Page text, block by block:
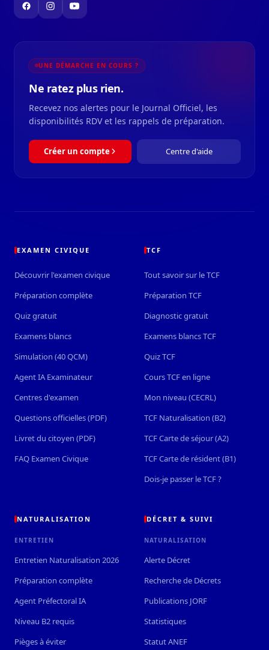
UNE DÉMARCHE EN COURS ?
Ne ratez plus rien.
Recevez nos alertes pour le Journal Officiel, les
disponibilités RDV et les rappels de préparation.
Créer un compte Centre d'aide
EXAMEN CIVIQUE
Découvrir l'examen civique
Préparation complète
Quiz gratuit
Examens blancs
Simulation (40 QCM)
Agent IA Examinateur
Centres d'examen
Questions officielles (PDF)
Livret du citoyen (PDF)
FAQ Examen Civique
TCF
Tout savoir sur le TCF
Préparation TCF
Diagnostic gratuit
Examens blancs TCF
Quiz TCF
Cours TCF en ligne
Mon niveau (CECRL)
TCF Naturalisation (B2)
TCF Carte de séjour (A2)
TCF Carte de résident (B1)
Dois-je passer le TCF ?
NATURALISATION
ENTRETIEN
Entretien Naturalisation 2026
Préparation complète
Agent Préfectoral IA
Niveau B2 requis
Pièges à éviter
DÉCRET & SUIVI
NATURALISATION
Alerte Décret
Recherche de Décrets
Publications JORF
Statistiques
Statut ANEF